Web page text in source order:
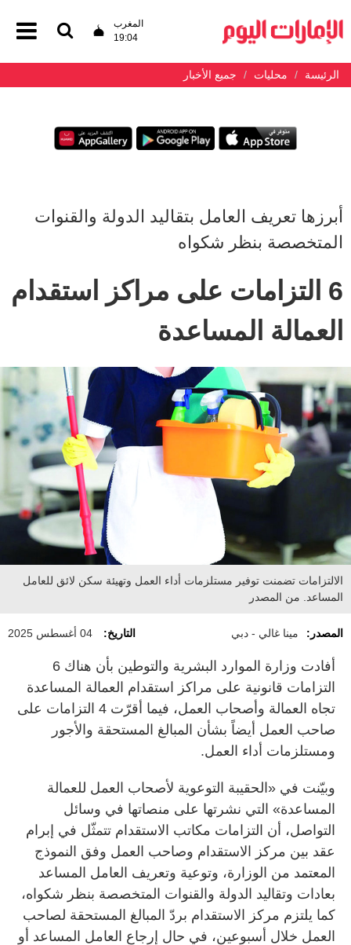
المغرب
19:04
الرئيسة محليات جميع الأخبار
أبرزها تعريف العامل بتقاليد الدولة والقنوات
المتخصصة بنظر شكواه
6 التزامات على مراكز استقدام
العمالة المساعدة
الالتزامات تضمنت توفير مستلزمات أداء العمل وتهيئة سكن لائق للعامل
المساعد. من المصدر
المصدر: مينا غالي - دبي التاريخ: 04 أغسطس 2025
أفادت وزارة الموارد البشرية والتوطين بأن هناك 6
التزامات قانونية على مراكز استقدام العمالة المساعدة
تجاه العمالة وأصحاب العمل، فيما أقرّت 4 التزامات على
صاحب العمل أيضاً بشأن المبالغ المستحقة والأجور
ومستلزمات أداء العمل.
وبيّنت في «الحقيبة التوعوية لأصحاب العمل للعمالة
المساعدة» التي نشرتها على منصاتها في وسائل
التواصل، أن التزامات مكاتب الاستقدام تتمثّل في إبرام
عقد بين مركز الاستقدام وصاحب العمل وفق النموذج
المعتمد من الوزارة، وتوعية وتعريف العامل المساعد
بعادات وتقاليد الدولة والقنوات المتخصصة بنظر شكواه،
كما يلتزم مركز الاستقدام بردّ المبالغ المستحقة لصاحب
العمل خلال أسبوعين، في حال إرجاع العامل المساعد أو